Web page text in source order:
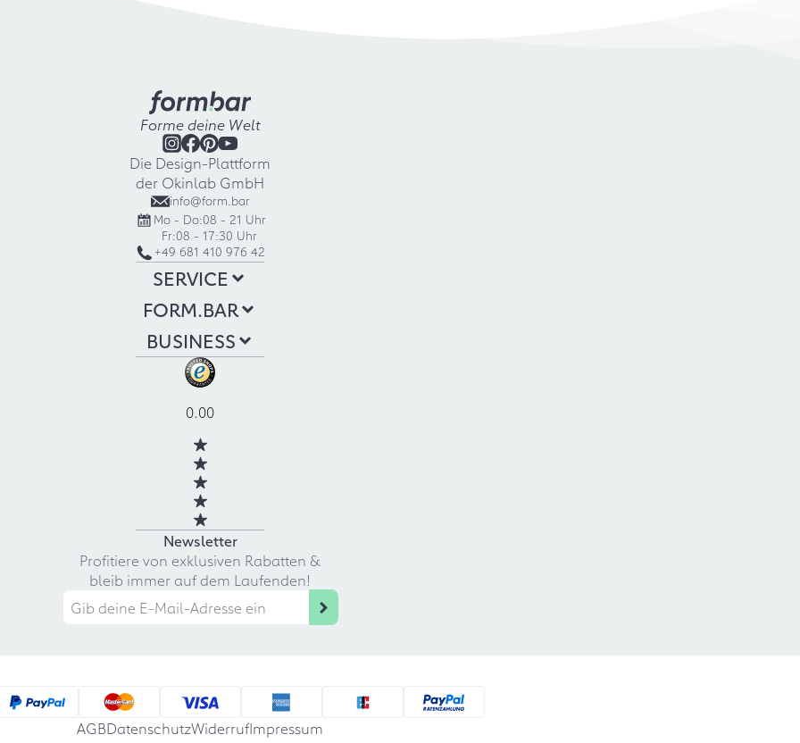
Forme deine Welt
Die Design-Plattform
der Okinlab GmbH
info@form.bar
Mo - Do:08 - 21 Uhr
Fr:08 - 17:30 Uhr
+49 681 410 976 42
SERVICE
FORM.BAR
BUSINESS
0.00
Newsletter
Profitiere von exklusiven Rabatten &
bleib immer auf dem Laufenden!
AGBDatenschutzWiderrufImpressum